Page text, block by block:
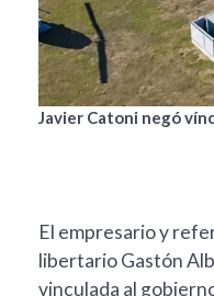
Javier Catoni negó
El empresario y
libertario Gastón
vinculada al